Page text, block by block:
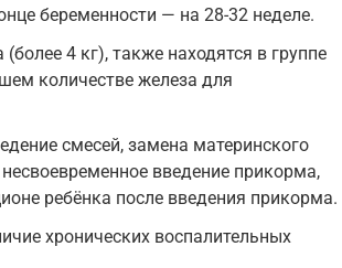
беременности — на 28-32 неделе.
4 кг), также находятся в группе
количестве железа для
смесей, замена материнского
введение прикорма,
ребёнка после введения прикорма.
хронических воспалительных